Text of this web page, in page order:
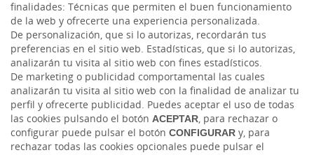
finalidades: Técnicas que permiten el buen funcionamiento
de la web y ofrecerte una experiencia personalizada.
De personalización, que si lo autorizas, recordarán tus
preferencias en el sitio web. Estadísticas, que si lo autorizas,
analizarán tu visita al sitio web con fines estadísticos.
De marketing o publicidad comportamental las cuales
analizarán tu visita al sitio web con la finalidad de analizar tu
perfil y ofrecerte publicidad. Puedes aceptar el uso de todas
las cookies pulsando el botón ACEPTAR, para rechazar o
configurar puede pulsar el botón CONFIGURAR y, para
rechazar todas las cookies opcionales puede pulsar el
Correo electrónico
Tablón de anuncios Tipos de cambio Aviso legal
Política de cookies